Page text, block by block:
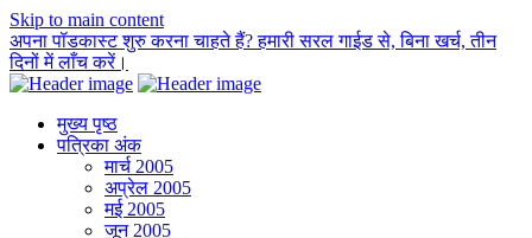
Skip to main content
अपना पॉडकास्ट शुरु करना चाहते हैं? हमारी सरल गाईड से, बिना खर्च, तीन
दिनों में लाँच करें।
मुख्य पृष्ठ
पत्रिका अंक
मार्च 2005
अप्रेल 2005
मई 2005
जून 2005